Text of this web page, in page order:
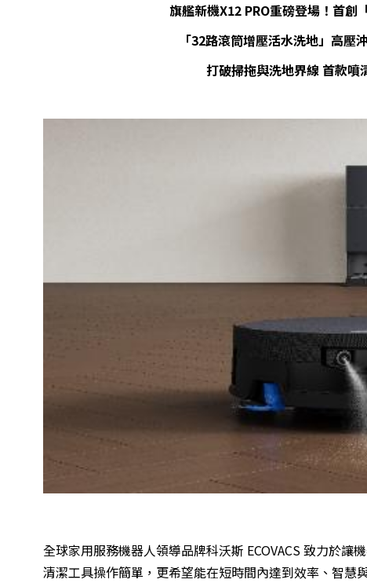
旗艦新機X12 PRO重磅登場！首
「32路滾筒增壓活水洗地」高
打破掃拖與洗地界線 首款噴
全球家用服務機器人領導品牌科沃斯 ECOVACS 致力於
清潔工具操作簡單，更希望能在短時間內達到效率、智慧